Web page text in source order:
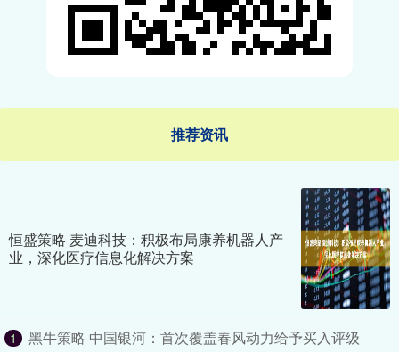
推荐资讯
恒盛策略 麦迪科技：积极布局康养机器人产
业，深化医疗信息化解决方案
1 黑牛策略 中国银河：首次覆盖春风动力给予买入评级